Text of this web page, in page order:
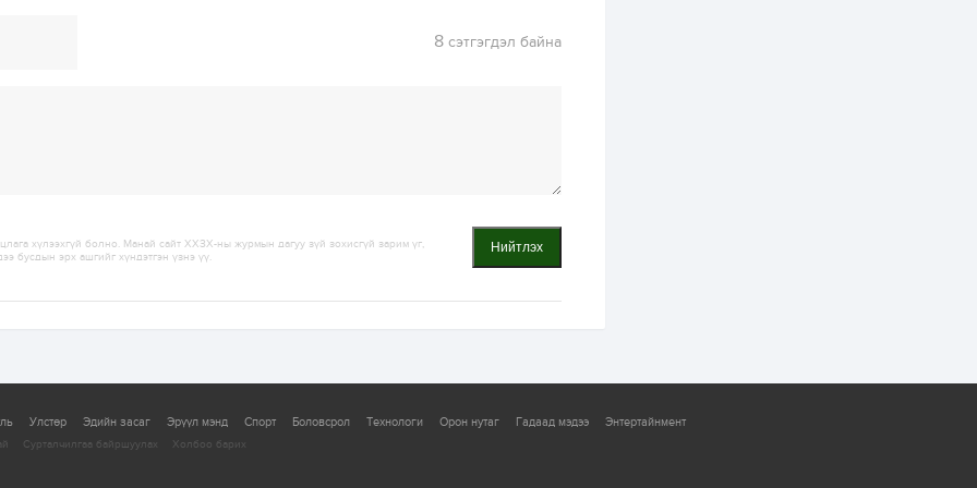
8 сэтгэгдэл байна
Нийтлэх
хүлээхгүй болно. Манай сайт ХХЗХ-ны журмын дагуу зүй зохисгүй зарим үг,
бусдын эрх ашгийг хүндэтгэн үзнэ үү.
Улстөр Эдийн засаг Эрүүл мэнд Спорт Боловсрол Технологи Орон нутаг Гадаад мэдээ Энтертайнмент
Сурталчилгаа байршуулах Холбоо барих